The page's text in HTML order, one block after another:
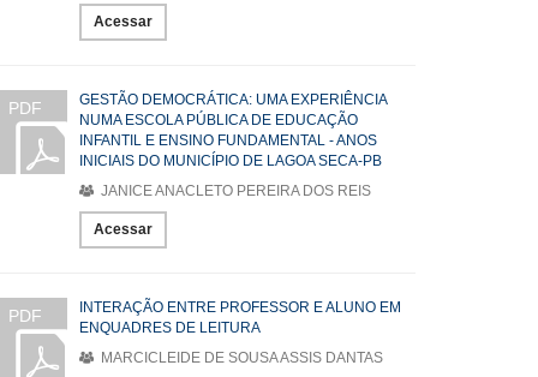
Acessar
PDF
GESTÃO DEMOCRÁTICA: UMA EXPERIÊNCIA
NUMA ESCOLA PÚBLICA DE EDUCAÇÃO
INFANTIL E ENSINO FUNDAMENTAL - ANOS
INICIAIS DO MUNICÍPIO DE LAGOA SECA-PB
JANICE ANACLETO PEREIRA DOS REIS
Acessar
PDF
INTERAÇÃO ENTRE PROFESSOR E ALUNO EM
ENQUADRES DE LEITURA
MARCICLEIDE DE SOUSA ASSIS DANTAS